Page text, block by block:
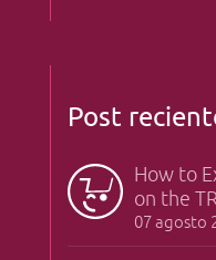
Post
How to
on the
07 agosto